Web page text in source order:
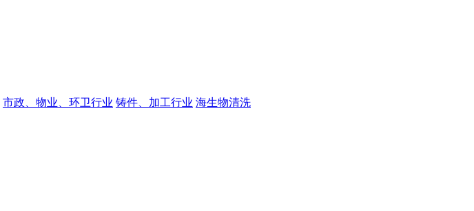
市政、物业、环卫行业 铸件、加工行业 海生物清洗